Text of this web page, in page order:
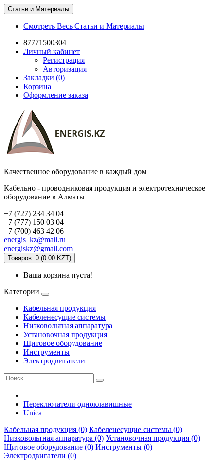
Статьи и Материалы
Смотреть Весь Статьи и Материалы
87771500304
Личный кабинет
Регистрация
Авторизация
Закладки (0)
Корзина
Оформление заказа
Качественное оборудование в каждый дом
Кабельно - проводниковая продукция и электротехническое
оборудование в Алматы
+7 (727) 234 34 04
+7 (777) 150 03 04
+7 (700) 463 42 06
energis_kz@mail.ru
energiskz@gmail.com
Товаров: 0 (0.00 KZT)
Ваша корзина пуста!
Категории
Кабельная продукция
Кабеленесущие системы
Низковольтная аппаратура
Установочная продукция
Щитовое оборудование
Инструменты
Электродвигатели
Переключатели одноклавишные
Unica
Кабельная продукция (0) Кабеленесущие системы (0)
Низковольтная аппаратура (0) Установочная продукция (0)
Щитовое оборудование (0) Инструменты (0)
Электродвигатели (0)